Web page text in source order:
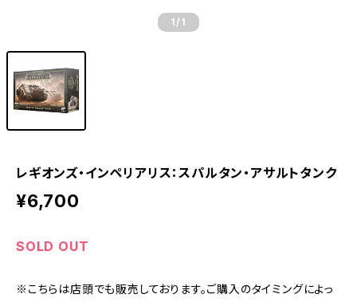
1 /1
レギオンズ・インペリアリス：スパルタン・アサルトタンク
¥6,700
SOLD OUT
※こちらは店頭でも販売しております。ご購入のタイミングによっ